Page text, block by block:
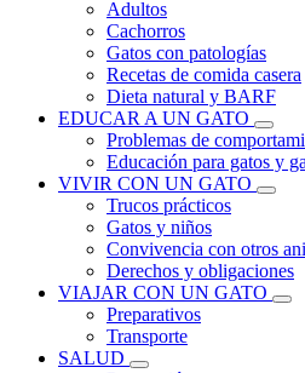
Adultos
Cachorros
Gatos con patologías
Recetas de comida casera
Dieta natural y BARF
EDUCAR A UN GATO
Problemas de
Educación para gatos y
VIVIR CON UN GATO
Trucos prácticos
Gatos y niños
Convivencia con otros
Derechos y obligaciones
VIAJAR CON UN GATO
Preparativos
Transporte
SALUD